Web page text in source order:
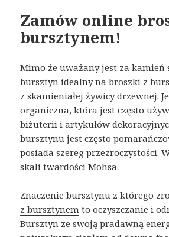
Zamów online
bursztynem!
Mimo że uważany jest za kamień
bursztyn idealny na broszki z
z skamieniałej żywicy drzewnej.
organiczna, która jest często
biżuterii i artykułów
bursztynu jest często
posiada szereg przezroczystości.
skali twardości Mohsa.
Znaczenie bursztynu z którego
z bursztynem to oczyszczanie i
Bursztyn ze swoją pradawną